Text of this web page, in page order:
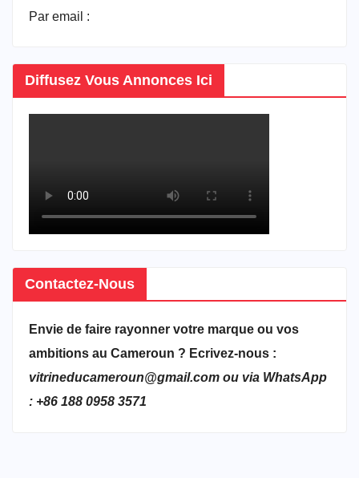
Par email :
Diffusez Vous Annonces Ici
Contactez-Nous
Envie de faire rayonner votre marque ou vos
ambitions au Cameroun ? Ecrivez-nous :
vitrineducameroun@gmail.com ou via WhatsApp
: +86 188 0958 3571